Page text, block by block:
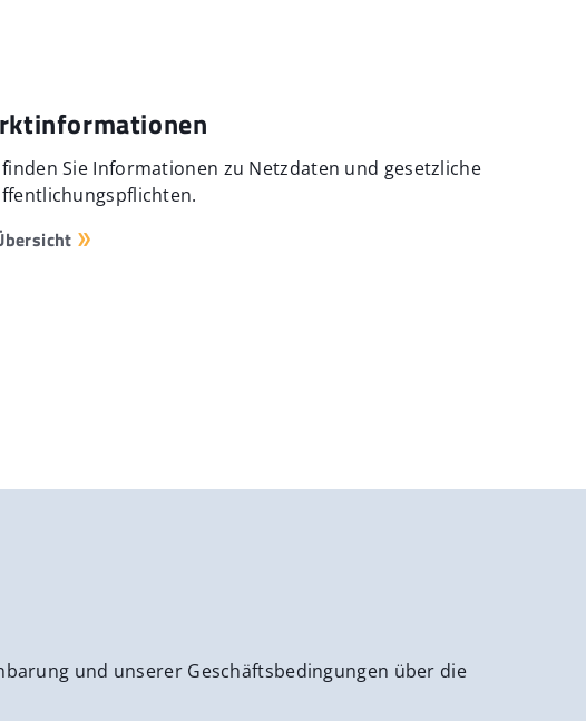
Sie Informationen zu Netzdaten und gesetzliche
und unserer Geschäftsbedingungen über die